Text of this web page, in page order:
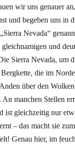
wir uns genauer
und begeben uns in
Nevada“
und
Sierra Nevada, um
die im
über den
manchen Stellen
ist gleichzeitig nur
– das macht sie
Genau hier, im